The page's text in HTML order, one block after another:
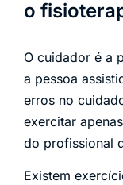
o
O cuidador é a
a pessoa
erros no
exercitar
do profissional
Existem